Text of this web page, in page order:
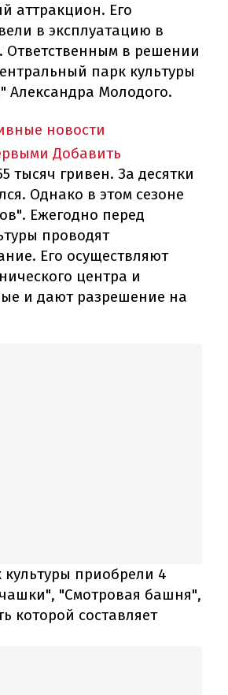
аттракцион. Его
в эксплуатацию в
Ответственным в решении
парк культуры
Александра Молодого.
новости
Добавить
тысяч гривен. За десятки
Однако в этом сезоне
Ежегодно перед
проводят
Его осуществляют
центра и
и дают разрешение на
культуры приобрели 4
"Смотровая башня",
которой составляет